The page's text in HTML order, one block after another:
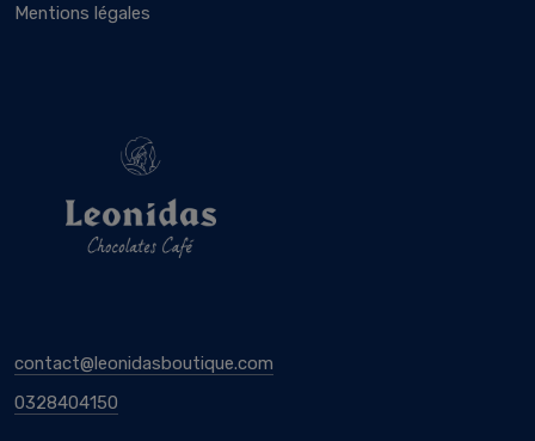
Mentions légales
contact@leonidasboutique.com
0328404150